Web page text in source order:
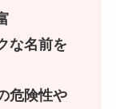
な名前を
危険性や